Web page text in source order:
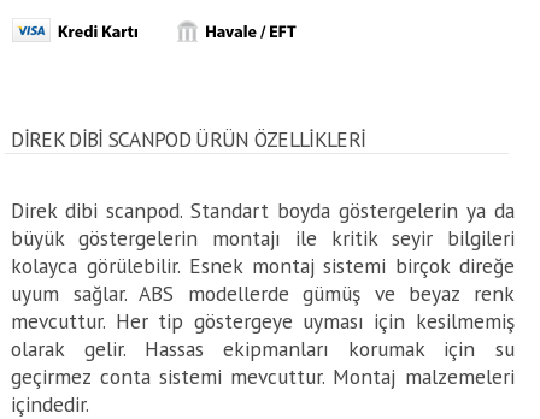
DIREK DIBI SCANPOD ÜRÜN ÖZELLİKLERİ
Direk dibi scanpod. Standart boyda göstergelerin ya da
büyük göstergelerin montajı ile kritik seyir bilgileri
kolayca görülebilir. Esnek montaj sistemi birçok direğe
uyum sağlar. ABS modellerde gümüş ve beyaz renk
mevcuttur. Her tip göstergeye uyması için kesilmemiş
olarak gelir. Hassas ekipmanları korumak için su
geçirmez conta sistemi mevcuttur. Montaj malzemeleri
içindedir.